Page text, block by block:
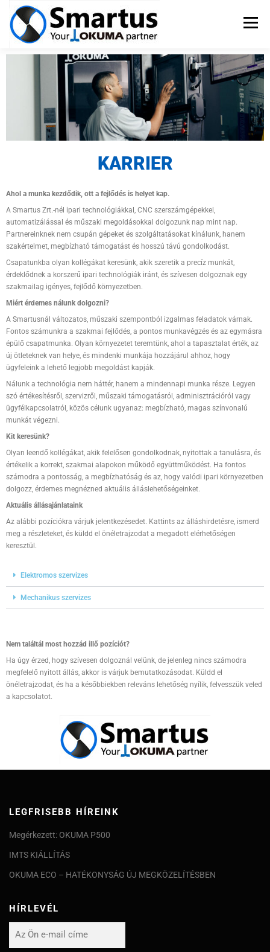
Menü
OKUMA SZERSZÁMGÉPEK TSUGAMI ESZTERGÁK
SZERVIZ PÁLYÁZATOK KAPCSOLAT
KARRIER
Ahol a munka kezdődik, ott a fejlődés is helyet kap.
A Smartus Zrt.-nél ipari technológiákkal, CNC szerszámgépekkel,
automatizálással és műszaki megoldásokkal dolgozunk nap mint nap.
Partnereinknek nem csupán gépeket és szolgáltatásokat kínálunk, hanem
szakértelmet, megbízható támogatást és hosszú távú gondolkodást.
Csapatunkba olyan kollégákat keresünk, akik szeretik a precíz munkát,
érdeklődnek a korszerű ipari technológiák iránt, és szívesen dolgoznak egy
szakmailag igényes, fejlődő környezetben.
Miért érdemes nálunk dolgozni?
A Smartusnál változatos, műszaki szempontból izgalmas feladatok várnak.
Fontos számunkra a szakmai fejlődés, a pontos munkavégzés és az egymásra
épülő csapatmunka. Olyan környezetet teremtünk, ahol a tapasztalat érték, az
új ötleteknek van helye, és mindenki munkája hozzájárul ahhoz, hogy
ügyfeleink a lehető legjobb megoldást kapják.
Nálunk a technológia nem háttér, hanem a mindennapi munka része. Legyen
szó értékesítésről, szervizről, műszaki támogatásról, adminisztrációról vagy
ügyfélkapcsolatról, közös célunk ugyanaz: megbízható, magas színvonalú
munkát végezni.
Kit keresünk?
Olyan leendő kollégákat, akik felelősen gondolkodnak, nyitottak a tanulásra, és
értékelik a korrekt, szakmai alapokon működő együttműködést. Ha fontos
számodra a pontosság, a megbízhatóság és az, hogy valódi ipari környezetben
dolgozz, érdemes megnézned aktuális álláslehetőségeinket.
Aktuális állásajánlataink
Az alábbi pozíciókra várjuk jelentkezésedet. Kattints az álláshirdetésre, ismerd
meg a részleteket, és küldd el önéletrajzodat a megadott elérhetőségen
keresztül.
Elektromos szervizes
Mechanikus szervizes
Nem találtál most hozzád illő pozíciót?
Ha úgy érzed, hogy szívesen dolgoznál velünk, de jelenleg nincs számodra
megfelelő nyitott állás, akkor is várjuk bemutatkozásodat. Küldd el
önéletrajzodat, és ha a későbbiekben releváns lehetőség nyílik, felvesszük veled
a kapcsolatot.
LEGFRISEBB HÍREINK
Megérkezett: OKUMA P500
IMTS KIÁLLÍTÁS
OKUMA ECO – HATÉKONYSÁG ÚJ MEGKÖZELÍTÉSBEN
HÍRLEVÉL